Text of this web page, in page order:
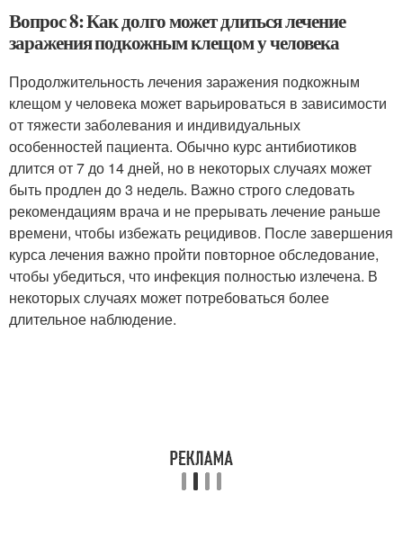
Вопрос 8: Как долго может длиться лечение
заражения подкожным клещом у человека
Продолжительность лечения заражения подкожным
клещом у человека может варьироваться в зависимости
от тяжести заболевания и индивидуальных
особенностей пациента. Обычно курс антибиотиков
длится от 7 до 14 дней, но в некоторых случаях может
быть продлен до 3 недель. Важно строго следовать
рекомендациям врача и не прерывать лечение раньше
времени, чтобы избежать рецидивов. После завершения
курса лечения важно пройти повторное обследование,
чтобы убедиться, что инфекция полностью излечена. В
некоторых случаях может потребоваться более
длительное наблюдение.